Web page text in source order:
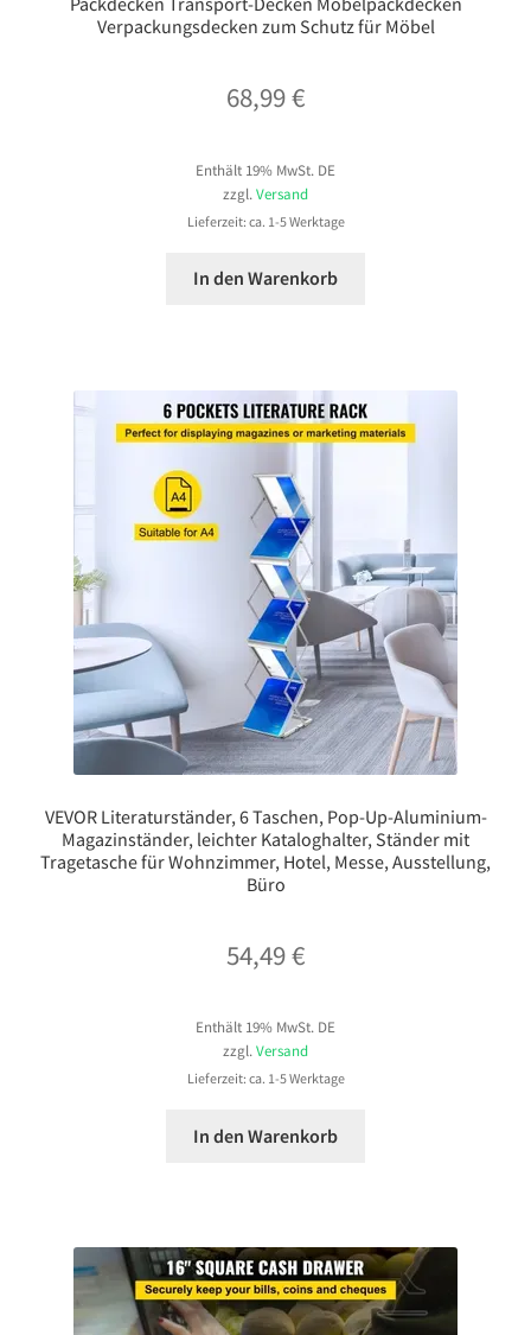
Verpackungsdecken zum Schutz für Möbel
68,99€
Enthält 19% MwSt. DE
zzgl. Versand
Lieferzeit: ca. 1-5 Werktage
In den Warenkorb
VEVOR Literaturständer, 6 Taschen, Pop-Up-Aluminium-
Magazinständer, leichter Kataloghalter, Ständer mit
Tragetasche für Wohnzimmer, Hotel, Messe, Ausstellung,
Büro
54,49€
Enthält 19% MwSt. DE
zzgl. Versand
Lieferzeit: ca. 1-5 Werktage
In den Warenkorb